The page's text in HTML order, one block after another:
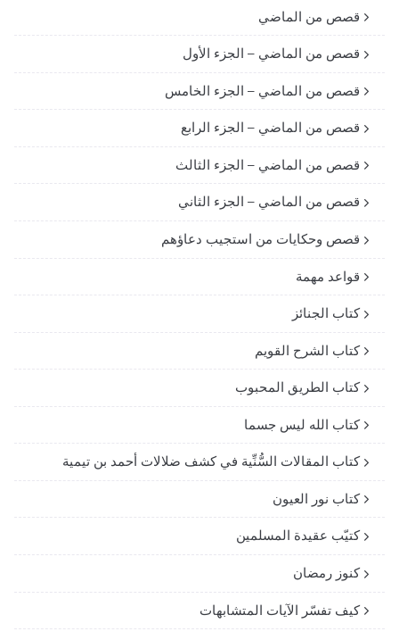
قصص من الماضي
قصص من الماضي – الجزء الأول
قصص من الماضي – الجزء الخامس
قصص من الماضي – الجزء الرابع
قصص من الماضي – الجزء الثالث
قصص من الماضي – الجزء الثاني
قصص وحكايات من استجيب دعاؤهم
قواعد مهمة
كتاب الجنائز
كتاب الشرح القويم
كتاب الطريق المحبوب
كتاب الله ليس جسما
كتاب المقالات السُّنِّية في كشف ضلالات أحمد بن تيمية
كتاب نور العيون
كتيّب عقيدة المسلمين
كنوز رمضان
كيف تفسّر الآيات المتشابهات